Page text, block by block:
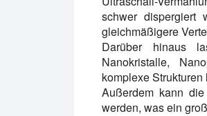
schwer dispergiert
gleichmäßigere
Darüber hinaus
Nanokristalle,
komplexe
Außerdem kann
werden, was ein